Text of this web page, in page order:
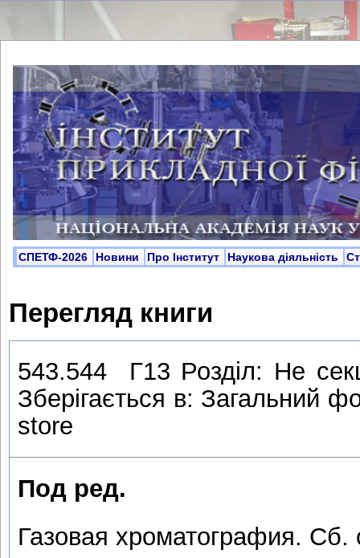
СПЕТФ-2026 Новини Про Інститут Наукова діяльність
Перегляд книги
543.544 Г13 Розділ: Не
Зберігається в: Загальний
store
Под ред.
Газовая хроматография. Сб.